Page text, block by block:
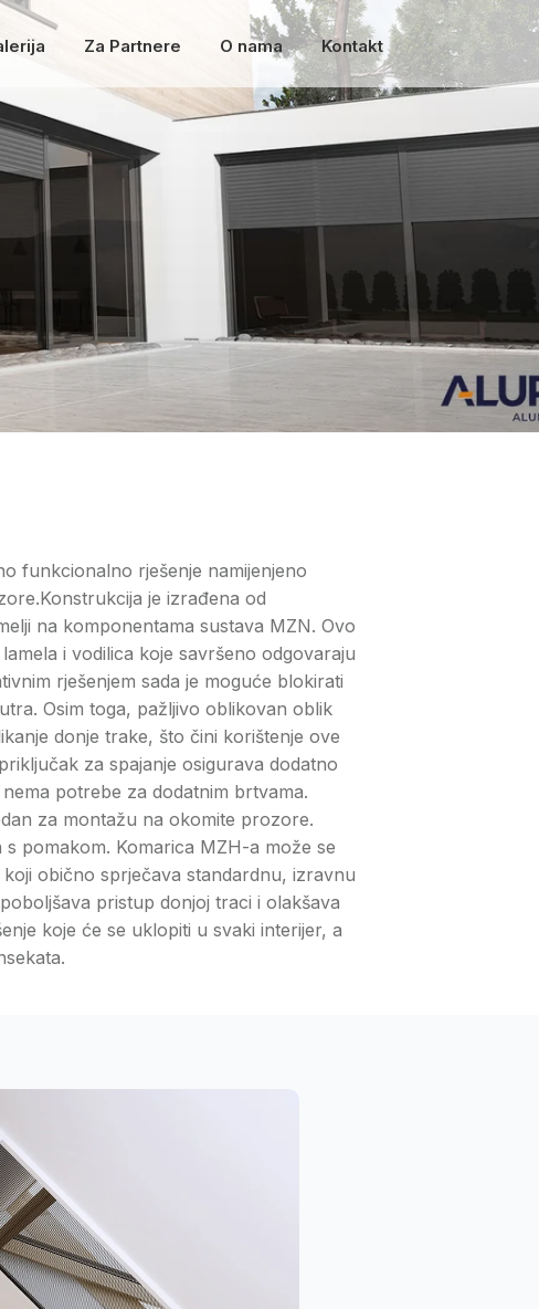
Za Partnere O nama Kontakt
funkcionalno rješenje namijenjeno
je izrađena od
na komponentama sustava MZN. Ovo
i vodilica koje savršeno odgovaraju
rješenjem sada je moguće blokirati
Osim toga, pažljivo oblikovan oblik
donje trake, što čini korištenje ove
za spajanje osigurava dodatno
potrebe za dodatnim brtvama.
za montažu na okomite prozore.
pomakom. Komarica MZH-a može se
obično sprječava standardnu, izravnu
pristup donjoj traci i olakšava
koje će se uklopiti u svaki interijer, a